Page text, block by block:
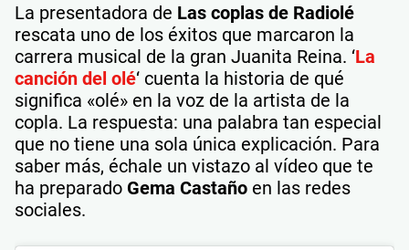
La presentadora de Las coplas de Radiolé
rescata uno de los éxitos que marcaron la
carrera musical de la gran Juanita Reina. ‘La
canción del olé‘ cuenta la historia de qué
significa «olé» en la voz de la artista de la
copla. La respuesta: una palabra tan especial
que no tiene una sola única explicación. Para
saber más, échale un vistazo al vídeo que te
ha preparado Gema Castaño en las redes
sociales.